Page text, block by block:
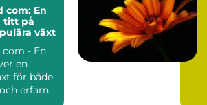
com: En
titt på
växt
- En
en
för både
erfarna